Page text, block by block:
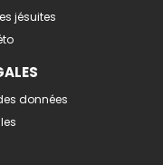
jésuites
données